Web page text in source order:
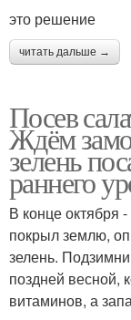
это решение
читать дальше →
Посев
Ждём
зелень
раннего
В конце октября
покрыл землю,
зелень.
поздней весной,
витаминов, а